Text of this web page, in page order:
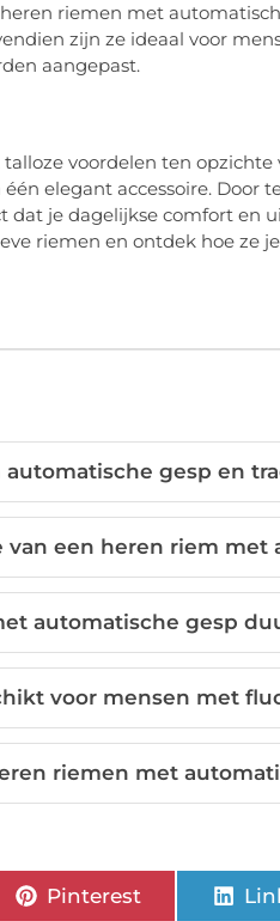
riemen met
zijn ze ideaal voor
aangepast.
voordelen ten
elegant accessoire. Door
dat je dagelijkse comfort en
riemen en ontdek hoe ze
gesp en
een heren riem met
automatische gesp
voor mensen met
riemen met
Pinterest